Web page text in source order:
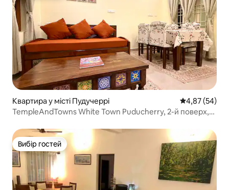
Квартира у місті Пудучеррі Середня
4,87 (54)
TempleAndTowns White Town Puducherry, 2-й поверх,
Вибір гостей
Вибір гостей